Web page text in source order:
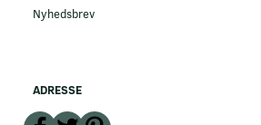
Nyhedsbrev
ADRESSE